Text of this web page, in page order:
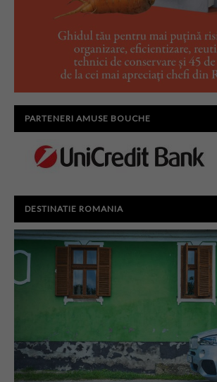
PARTENERI AMUSE BOUCHE
DESTINATIE ROMANIA